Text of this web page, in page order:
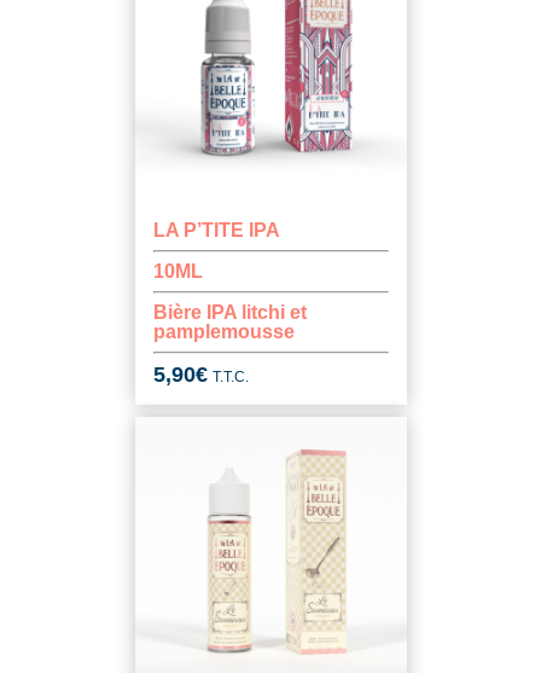
LA P’TITE IPA
10ML
Bière IPA litchi et
pamplemousse
5,90€ T.T.C.